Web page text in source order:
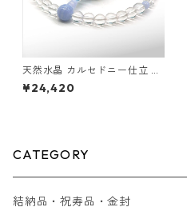
天然水晶 カルセドニー仕立 弥
勒房
¥24,420
CATEGORY
結納品・祝寿品・金封